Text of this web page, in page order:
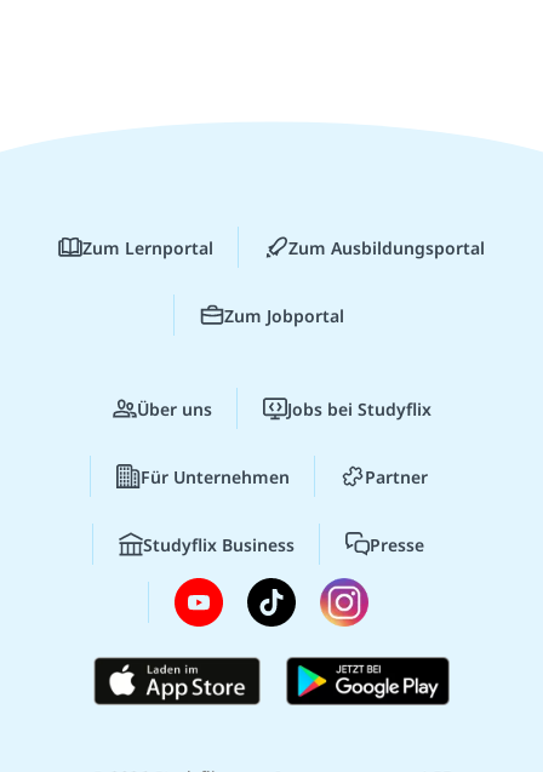
Zum Lernportal Zum Ausbildungsportal
Zum Jobportal
Über uns Jobs bei Studyflix
Für Unternehmen Partner
Studyflix Business Presse